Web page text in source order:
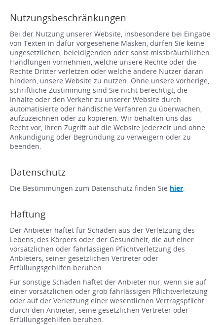
Nutzungsbeschränkungen
Bei der Nutzung unserer Website, insbesondere bei Eingabe
von Texten in dafür vorgesehene Masken, dürfen Sie keine
ungesetzlichen, beleidigenden oder sonst missbräuchlichen
Handlungen vornehmen, welche unsere Rechte oder die
Rechte Dritter verletzen oder welche andere Nutzer daran
hindern, unsere Website zu nutzen. Ohne unsere vorherige,
schriftliche Zustimmung sind Sie nicht berechtigt, die
Inhalte oder den Verkehr zu unserer Website durch
automatisierte oder händische Verfahren zu überwachen,
aufzuzeichnen oder zu kopieren. Wir behalten uns das
Recht vor, Ihren Zugriff auf die Website jederzeit und ohne
Ankündigung oder Begründung zu verweigern oder zu
beenden.
Datenschutz
Die Bestimmungen zum Datenschutz finden Sie hier.
Haftung
Der Anbieter haftet für Schäden aus der Verletzung des
Lebens, des Körpers oder der Gesundheit, die auf einer
vorsätzlichen oder fahrlässigen Pflichtverletzung des
Anbieters, seiner gesetzlichen Vertreter oder
Erfüllungsgehilfen beruhen.
Für sonstige Schäden haftet der Anbieter nur, wenn sie auf
einer vorsätzlichen oder grob fahrlässigen Pflichtverletzung
oder auf der Verletzung einer wesentlichen Vertragspflicht
durch den Anbieter, seine gesetzlichen Vertreter oder
Erfüllungsgehilfen beruhen.